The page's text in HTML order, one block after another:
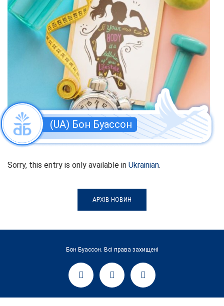
(UA) Бон Буассон
Sorry, this entry is only available in Ukrainian.
АРХІВ НОВИН
Бон Буассон. Всі права захищені